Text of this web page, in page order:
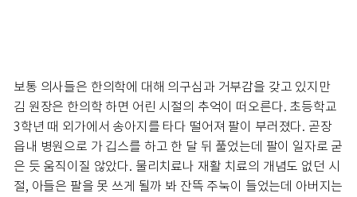
보통 의사들은 한의학에 대해 의구심과 거부감을 갖고 있지만
김 원장은 한의학 하면 어린 시절의 추억이 떠오른다. 초등학교
3학년 때 외가에서 송아지를 타다 떨어져 팔이 부러졌다. 곧장
읍내 병원으로 가 깁스를 하고 한 달 뒤 풀었는데 팔이 일자로 굳
은 듯 움직이질 않았다. 물리치료나 재활 치료의 개념도 없던 시
절, 아들은 팔을 못 쓰게 될까 봐 잔뜩 주눅이 들었는데 아버지는